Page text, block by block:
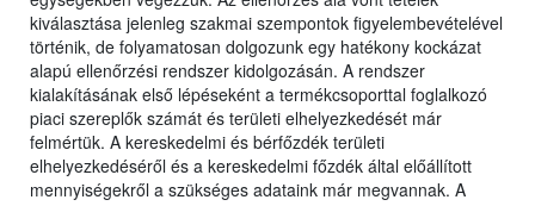
kiválasztása jelenleg szakmai szempontok figyelembevételével
történik, de folyamatosan dolgozunk egy hatékony kockázat
alapú ellenőrzési rendszer kidolgozásán. A rendszer
kialakításának első lépéseként a termékcsoporttal foglalkozó
piaci szereplők számát és területi elhelyezkedését már
felmértük. A kereskedelmi és bérfőzdék területi
elhelyezkedéséről és a kereskedelmi főzdék által előállított
mennyiségekről a szükséges adataink már megvannak. A